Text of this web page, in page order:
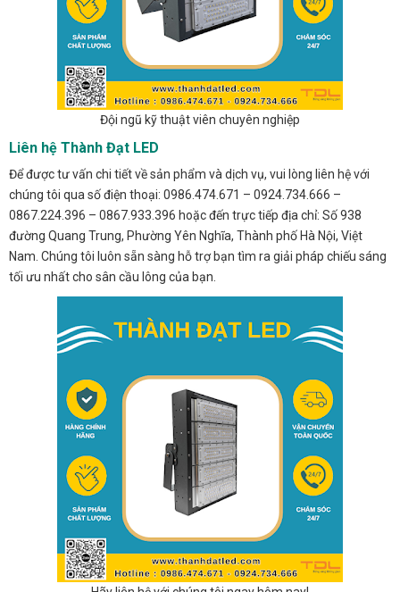
Đội ngũ kỹ thuật viên chuyên nghiệp
Liên hệ Thành Đạt LED
Để được tư vấn chi tiết về sản phẩm và dịch vụ, vui lòng liên hệ với
chúng tôi qua số điện thoại: 0986.474.671 – 0924.734.666 –
0867.224.396 – 0867.933.396 hoặc đến trực tiếp địa chỉ: Số 938
đường Quang Trung, Phường Yên Nghĩa, Thành phố Hà Nội, Việt
Nam. Chúng tôi luôn sẵn sàng hỗ trợ bạn tìm ra giải pháp chiếu sáng
tối ưu nhất cho sân cầu lông của bạn.